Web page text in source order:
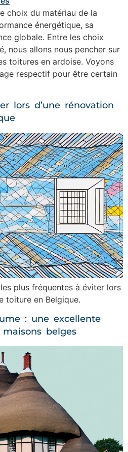
choix du matériau de la
énergétique, sa
globale. Entre les choix
nous allons nous pencher sur
toitures en ardoise. Voyons
respectif pour être certain
lors d’une rénovation
plus fréquentes à éviter lors
toiture en Belgique.
: une excellente
belges